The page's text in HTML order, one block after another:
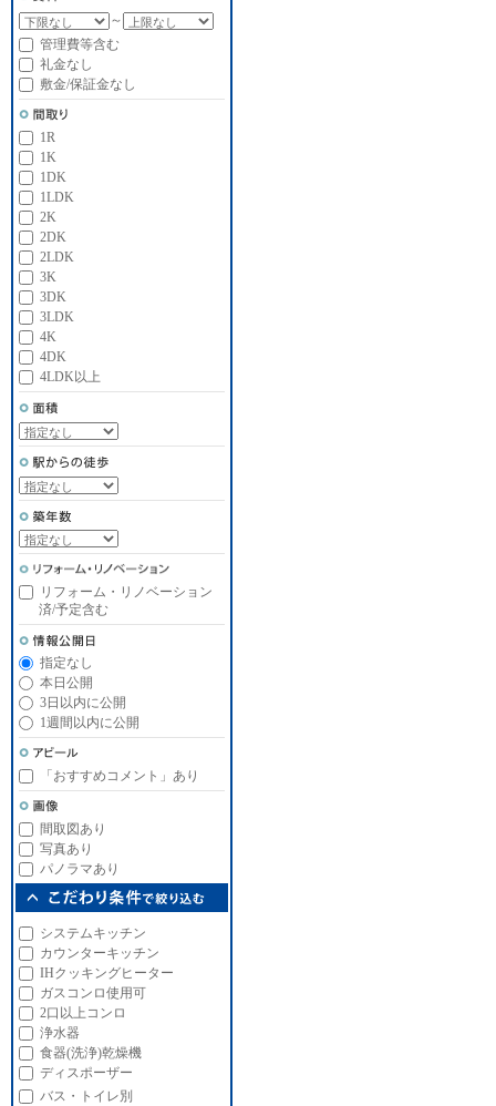
～
管理費等含む
礼金なし
敷金/保証金なし
1R
1K
1DK
1LDK
2K
2DK
2LDK
3K
3DK
3LDK
4K
4DK
4LDK以上
リフォーム・リノベーション
済/予定含む
指定なし
本日公開
3日以内に公開
1週間以内に公開
「おすすめコメント」あり
間取図あり
写真あり
パノラマあり
システムキッチン
カウンターキッチン
IHクッキングヒーター
ガスコンロ使用可
2口以上コンロ
浄水器
食器(洗浄)乾燥機
ディスポーザー
バス・トイレ別